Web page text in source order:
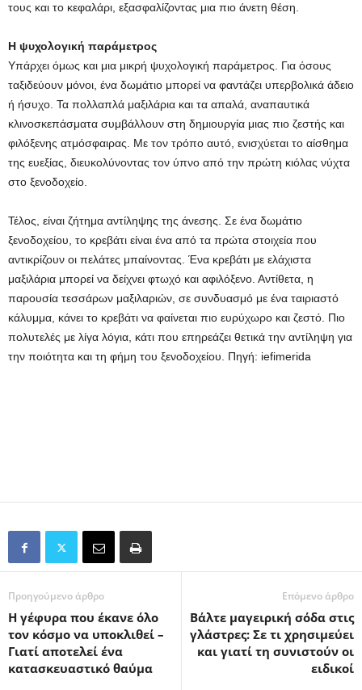
τους και το κεφαλάρι, εξασφαλίζοντας μια πιο άνετη θέση.
Η ψυχολογική παράμετρος
Υπάρχει όμως και μια μικρή ψυχολογική παράμετρος. Για όσους
ταξιδεύουν μόνοι, ένα δωμάτιο μπορεί να φαντάζει υπερβολικά άδειο
ή ήσυχο. Τα πολλαπλά μαξιλάρια και τα απαλά, αναπαυτικά
κλινοσκεπάσματα συμβάλλουν στη δημιουργία μιας πιο ζεστής και
φιλόξενης ατμόσφαιρας. Με τον τρόπο αυτό, ενισχύεται το αίσθημα
της ευεξίας, διευκολύνοντας τον ύπνο από την πρώτη κιόλας νύχτα
στο ξενοδοχείο.
Τέλος, είναι ζήτημα αντίληψης της άνεσης. Σε ένα δωμάτιο
ξενοδοχείου, το κρεβάτι είναι ένα από τα πρώτα στοιχεία που
αντικρίζουν οι πελάτες μπαίνοντας. Ένα κρεβάτι με ελάχιστα
μαξιλάρια μπορεί να δείχνει φτωχό και αφιλόξενο. Αντίθετα, η
παρουσία τεσσάρων μαξιλαριών, σε συνδυασμό με ένα ταιριαστό
κάλυμμα, κάνει το κρεβάτι να φαίνεται πιο ευρύχωρο και ζεστό. Πιο
πολυτελές με λίγα λόγια, κάτι που επηρεάζει θετικά την αντίληψη για
την ποιότητα και τη φήμη του ξενοδοχείου. Πηγή: iefimerida
Προηγούμενο άρθρο
Η γέφυρα που έκανε όλο
τον κόσμο να υποκλιθεί –
Γιατί αποτελεί ένα
κατασκευαστικό θαύμα
Επόμενο άρθρο
Βάλτε μαγειρική σόδα στις
γλάστρες: Σε τι χρησιμεύει
και γιατί τη συνιστούν οι
ειδικοί